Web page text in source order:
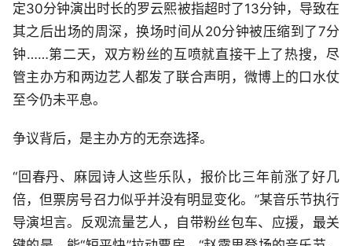
定30分钟演出时长的罗云熙被指超时了13分钟，导致在
其之后出场的周深，换场时间从20分钟被压缩到了7分
钟……第二天，双方粉丝的互喷就直接干上了热搜，尽
管主办方和两边艺人都发了联合声明，微博上的口水仗
至今仍未平息。
争议背后，是主办方的无奈选择。
“回春丹、麻园诗人这些乐队，报价比三年前涨了好几
倍，但票房号召力似乎并没有明显变化。”某音乐节执行
导演坦言。反观流量艺人，自带粉丝包车、应援，最关